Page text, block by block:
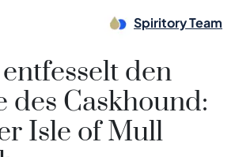
Spiritory Team
den
des Caskhound:
Isle of Mull